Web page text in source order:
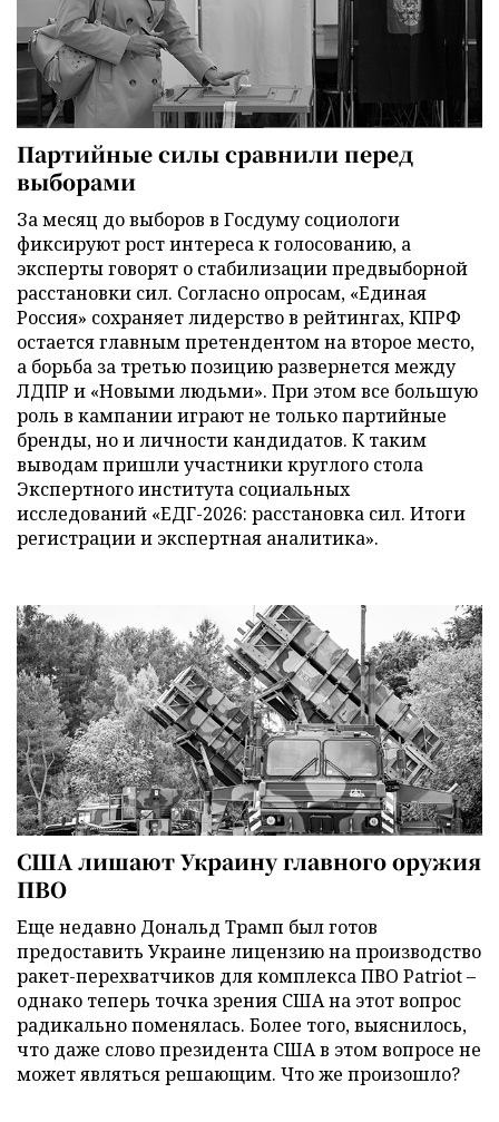
Партийные силы сравнили перед
выборами
За месяц до выборов в Госдуму социологи
фиксируют рост интереса к голосованию, а
эксперты говорят о стабилизации предвыборной
расстановки сил. Согласно опросам, «Единая
Россия» сохраняет лидерство в рейтингах, КПРФ
остается главным претендентом на второе место,
а борьба за третью позицию развернется между
ЛДПР и «Новыми людьми». При этом все большую
роль в кампании играют не только партийные
бренды, но и личности кандидатов. К таким
выводам пришли участники круглого стола
Экспертного института социальных
исследований «ЕДГ-2026: расстановка сил. Итоги
регистрации и экспертная аналитика».
США лишают Украину главного оружия
ПВО
Еще недавно Дональд Трамп был готов
предоставить Украине лицензию на производство
ракет-перехватчиков для комплекса ПВО Patriot –
однако теперь точка зрения США на этот вопрос
радикально поменялась. Более того, выяснилось,
что даже слово президента США в этом вопросе не
может являться решающим. Что же произошло?